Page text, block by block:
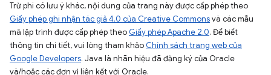
Trừ phi có lưu ý khác, nội dung của trang này được cấp phép theo
Giấy phép ghi nhận tác giả 4.0 của Creative Commonsvà các mẫu
mã lập trình được cấp phép theo Giấy phép Apache 2.0. Để biết
thông tin chi tiết, vui lòng tham khảo Chính sách trang web của
Google Developers. Java là nhãn hiệu đã đăng ký của Oracle
và/hoặc các đơn vị liên kết với Oracle.